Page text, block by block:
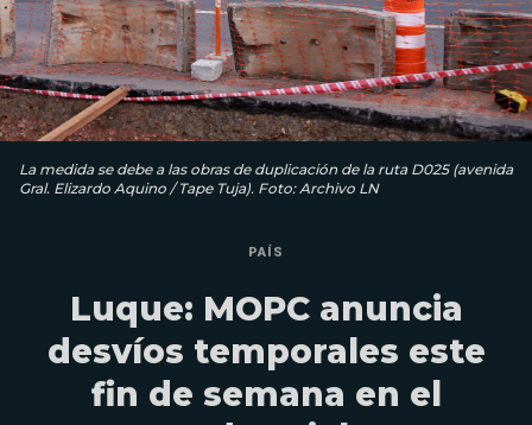
La medida se debe a las obras de duplicación de la ruta D025 (avenida
Gral. Elizardo Aquino / Tape Tuja). Foto: Archivo LN
PAÍS
Luque: MOPC anuncia
desvíos temporales este
fin de semana en el